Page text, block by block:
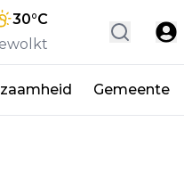
30°C
Gemeente